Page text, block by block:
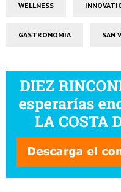
WELLNESS
GASTRONOMIA SAN